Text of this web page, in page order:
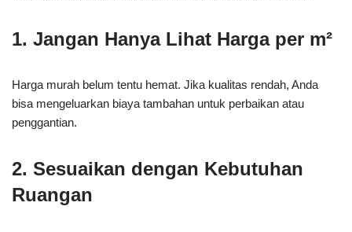
1. Jangan Hanya Lihat Harga per m²
Harga murah belum tentu hemat. Jika kualitas rendah, Anda
bisa mengeluarkan biaya tambahan untuk perbaikan atau
penggantian.
2. Sesuaikan dengan Kebutuhan
Ruangan